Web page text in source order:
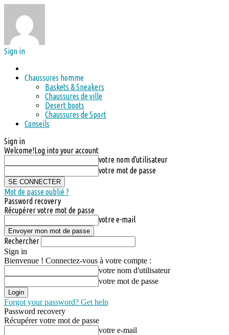
Sign in
Chaussures homme
Baskets & Sneakers
Chaussures de ville
Desert boots
Chaussures de Sport
Conseils
Sign in
Welcome!Log into your account
votre nom d'utilisateur
votre mot de passe
Mot de passe oublié ?
Password recovery
Récupérer votre mot de passe
votre e-mail
Rechercher
Sign in
Bienvenue ! Connectez-vous à votre compte :
votre nom d'utilisateur
votre mot de passe
Forgot your password? Get help
Password recovery
Récupérer votre mot de passe
votre e-mail